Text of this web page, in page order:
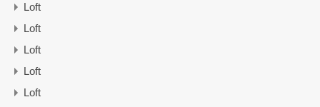
Loft
Loft
Loft
Loft
Loft